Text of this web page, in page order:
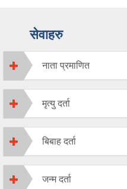
सेवाहरु
नाता प्रमाणित
मृत्यु दर्ता
बिबाह दर्ता
जन्म दर्ता